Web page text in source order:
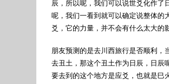
辰，所以呢，我们可以说世爻化作了
呢，我们一看到就可以确定说整体的
爻，它的力量，并不会有什么太大的
朋友预测的是去川西旅行是否顺利，
去丑土，那这个丑土作为日辰，日辰
要去到的这个地方是应爻，也就是巳